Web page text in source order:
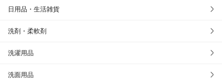
日用品・生活雑貨
洗剤・柔軟剤
洗濯用品
洗面用品